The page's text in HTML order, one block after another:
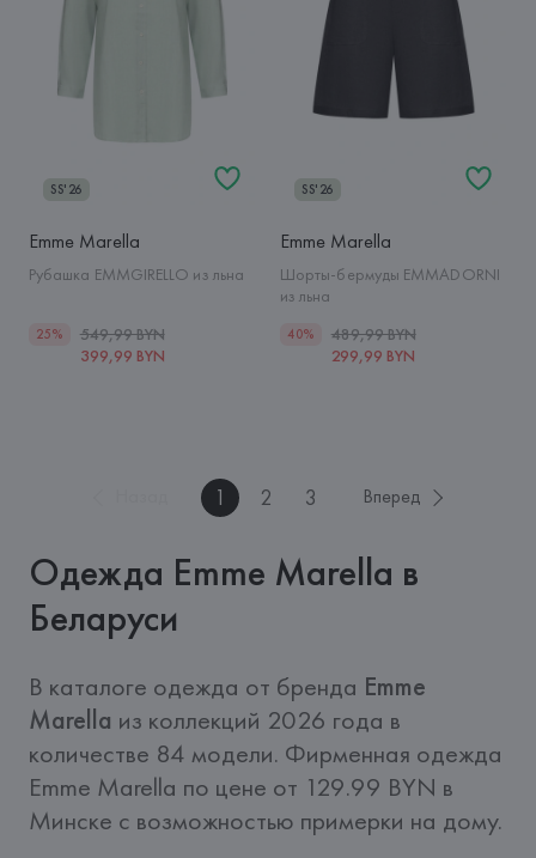
SS'26
Emme Marella
Рубашка EMMGIRELLO из льна
25%
549,99 BYN
399,99 BYN
SS'26
Emme Marella
Шорты-бермуды EMMADORNI
из льна
40%
489,99 BYN
299,99 BYN
1 2 3 Вперед
Одежда Emme Marella в
Беларуси
В каталоге одежда от бренда Emme
Marella из коллекций 2026 года в
количестве 84 модели. Фирменная одежда
Emme Marella по цене от 129.99 BYN в
Минске с возможностью примерки на дому.